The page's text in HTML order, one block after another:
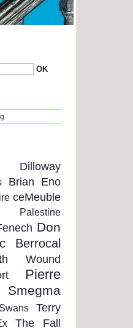
Brian Eno
ceMeuble
Palestine
Don
Berrocal
Wound
Pierre
Smegma
Swans
Terry
The Fall